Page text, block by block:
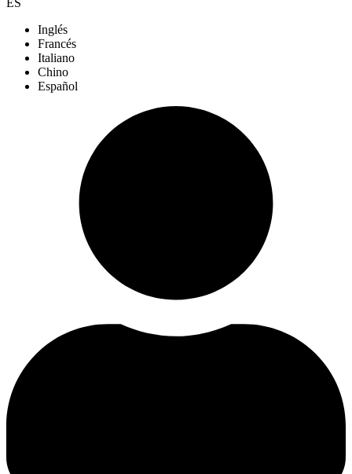
Inglés
Francés
Italiano
Chino
Español